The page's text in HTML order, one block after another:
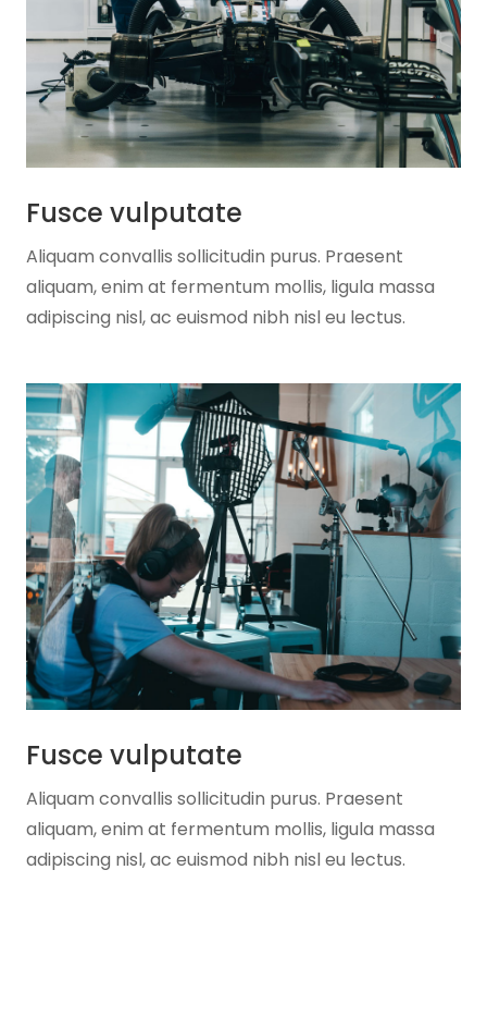
Fusce vulputate
Aliquam convallis sollicitudin purus. Praesent
aliquam, enim at fermentum mollis, ligula massa
adipiscing nisl, ac euismod nibh nisl eu lectus.
Fusce vulputate
Aliquam convallis sollicitudin purus. Praesent
aliquam, enim at fermentum mollis, ligula massa
adipiscing nisl, ac euismod nibh nisl eu lectus.